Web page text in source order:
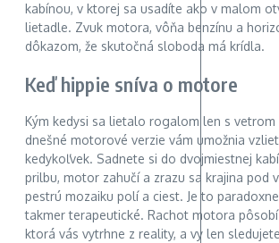
kabínou, v ktorej sa usadíte ako v malom
lietadle. Zvuk motora, vôňa benzínu a
dôkazom, že skutočná sloboda má krídla.
Keď hippie sníva o motore
Kým kedysi sa lietalo rogalom len s vetrom
dnešné motorové verzie vám umožnia
kedykoľvek. Sadnete si do dvojmiestnej
prilbu, motor zahučí a zrazu sa krajina pod
pestrú mozaiku polí a ciest. Je to
takmer terapeutické. Rachot motora
ktorá vás vytrhne z reality, a vy len